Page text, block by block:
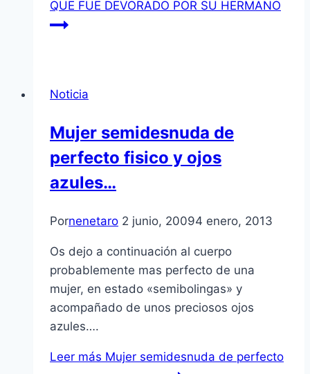
QUE FUE DEVORADO POR SU HERMANO
Noticia
Mujer semidesnuda de
perfecto fisico y ojos
azules…
Pornenetaro 2 junio, 20094 enero, 2013
Os dejo a continuación al cuerpo
probablemente mas perfecto de una
mujer, en estado «semibolingas» y
acompañado de unos preciosos ojos
azules….
Leer más Mujer semidesnuda de perfecto